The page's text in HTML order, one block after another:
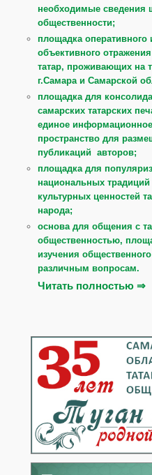
необходимые сведения
общественности;
площадка оперативного
объективного
татар, проживающих на
г.Самара и Самарской
площадка для
самарских татарских
единое информационное
пространство для
публикаций авторов;
площадка для
национальных традиций
культурных ценностей
народа;
основа для общения с
общественностью,
изучения
различным вопросам.
Читать полностью ⇒